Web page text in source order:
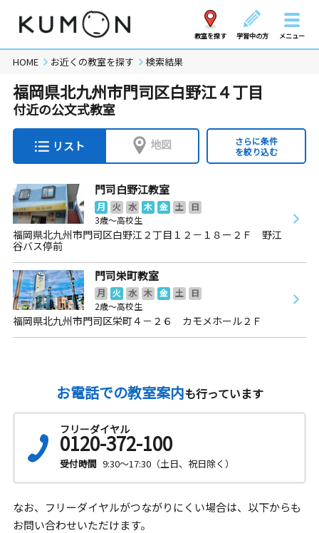
教室を探す 学習中の方 メニュー
HOME お近くの教室を探す 検索結果
福岡県北九州市門司区白野江４丁目
付近の公文式教室
リスト 地図
さらに条件
を絞り込む
門司白野江教室
月 火 水 木 金 土
日
3歳～高校生
福岡県北九州市門司区白野江２丁目１２－１８ー２Ｆ 野江
谷バス停前
門司栄町教室
月 火 水 木 金 土
日
2歳～高校生
福岡県北九州市門司区栄町４－２６ カモメホール２Ｆ
お電話での教室案内も行っています
フリーダイヤル
0120-372-100
受付時間 9:30～17:30（土日、祝日除く）
なお、フリーダイヤルがつながりにくい場合は、以下からも
お問い合わせいただけます。